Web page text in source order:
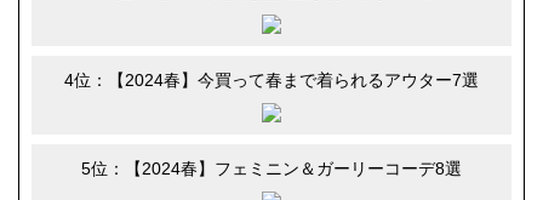
4位：【2024春】今買って春まで着られるアウター7選
5位：【2024春】フェミニン＆ガーリーコーデ8選